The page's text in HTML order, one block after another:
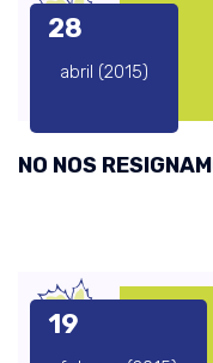
28
abril (2015)
NO NOS
19